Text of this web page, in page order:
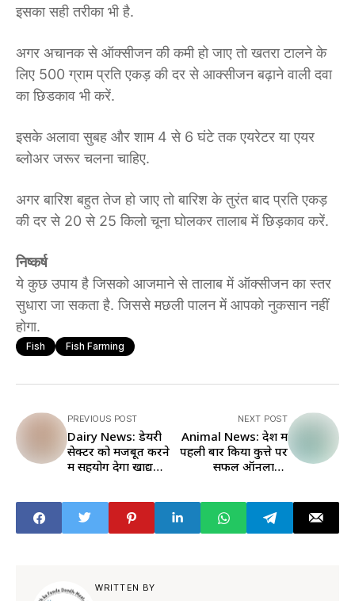
इसका सही तरीका भी है.
अगर अचानक से ऑक्सीजन की कमी हो जाए तो खतरा टालने के
लिए 500 ग्राम प्रति एकड़ की दर से आक्सीजन बढ़ाने वाली दवा
का छिडकाव भी करें.
इसके अलावा सुबह और शाम 4 से 6 घंटे तक एयरेटर या एयर
ब्लोअर जरूर चलना चाहिए.
अगर बारिश बहुत तेज हो जाए तो बारिश के तुरंत बाद प्रति एकड़
की दर से 20 से 25 किलो चूना घोलकर तालाब में छिड़काव करें.
निष्कर्ष
ये कुछ उपाय है जिसको आजमाने से तालाब में ऑक्सीजन का स्तर
सुधारा जा सकता है. जिससे मछली पालन में आपको नुकसान नहीं
होगा.
Fish Fish Farming
PREVIOUS POST
Dairy News: डेयरी
सेक्टर को मजबूत करने
में सहयोग देगा खाद्य
NEXT POST
Animal News: देश में
पहली बार किया कुत्ते पर
सफल ऑनलाइन
WRITTEN BY